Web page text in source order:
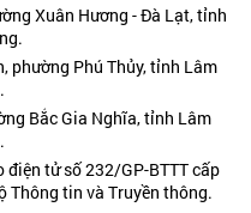
Xuân Hương - Đà Lạt, tỉnh
phường Phú Thủy, tỉnh Lâm
Bắc Gia Nghĩa, tỉnh Lâm
tử số 232/GP-BTTT cấp
Thông tin và Truyền thông.